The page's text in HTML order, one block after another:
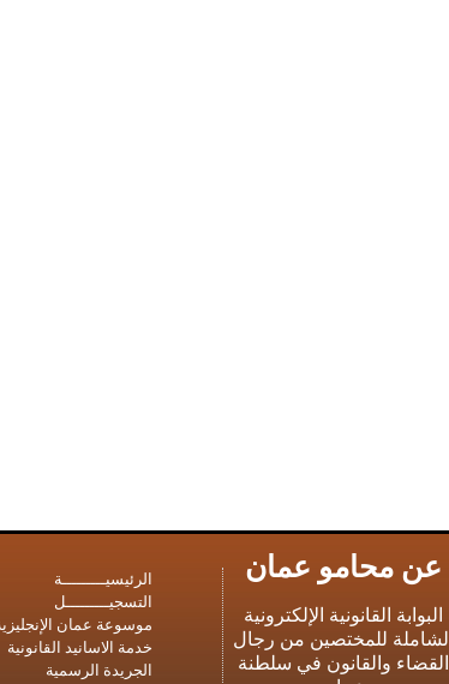
عن محامو عمان
البوابة القانونية الإلكترونية
الشاملة للمختصين من رجال
القضاء والقانون في سلطنة
الرئيسيـــــــــة
التسجيـــــــــل
موسوعة عمان
خدمة الاسانيد القانونية
الجريدة الرسمية